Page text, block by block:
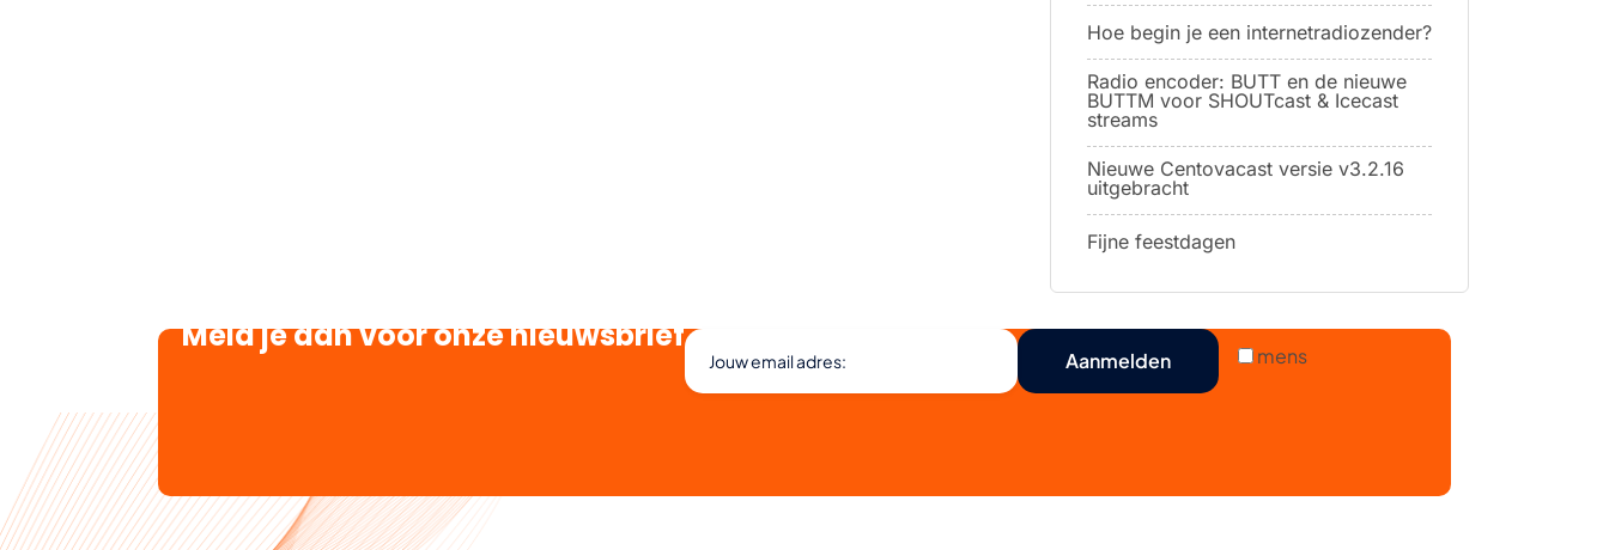
Hoe begin je een internetradiozender?
Radio encoder: BUTT en de nieuwe
BUTTM voor SHOUTcast & Icecast
streams
Nieuwe Centovacast versie v3.2.16
uitgebracht
Fijne feestdagen
Meld je aan voor onze nieuwsbrief
mens